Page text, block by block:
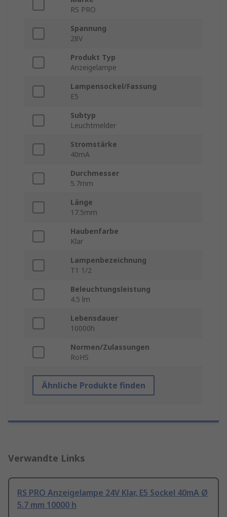
RS PRO
Spannung
28V
Produkt Typ
Anzeigelampe
Lampensockel/Fassung
E5
Subtyp
Leuchtmelder
Stromstärke
40mA
Durchmesser
5.7mm
Länge
17.5mm
Haubenfarbe
Klar
Lampenbezeichnung
T1 1/2
Beleuchtungsleistung
4.5 lm
Lebensdauer
10000h
Normen/Zulassungen
RoHS
Ähnliche Produkte finden
Verwandte Links
RS PRO Anzeigelampe 24V Klar, E5 Sockel 40mA Ø
5.7 mm 10000 h